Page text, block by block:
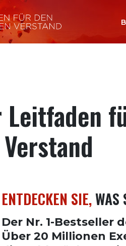
ENTDECKEN SIE,WAS
Der Nr. 1-Bestseller
Über 20 Millionen